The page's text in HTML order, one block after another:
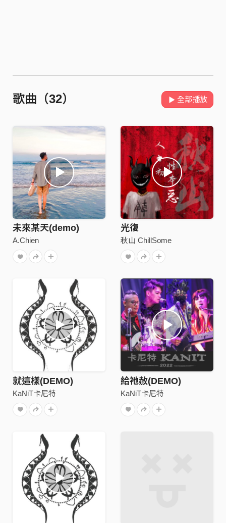
歌曲（32） 全部播放
未來某天(demo)
A.Chien
光復
秋山 ChillSome
就這樣(DEMO)
KaNiT卡尼特
給祂赦(DEMO)
KaNiT卡尼特